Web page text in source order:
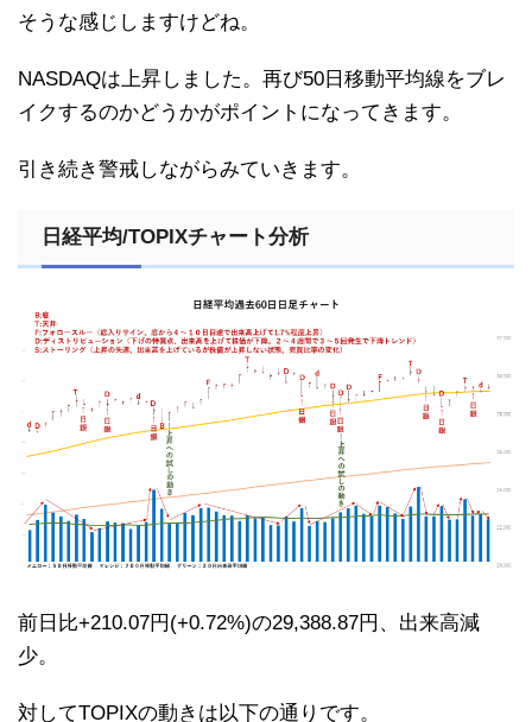
そうな感じしますけどね。
NASDAQは上昇しました。再び50日移動平均線をブレ
イクするのかどうかがポイントになってきます。
引き続き警戒しながらみていきます。
日経平均/TOPIXチャート分析
前日比+210.07円(+0.72%)の29,388.87円、出来高減
少。
対してTOPIXの動きは以下の通りです。